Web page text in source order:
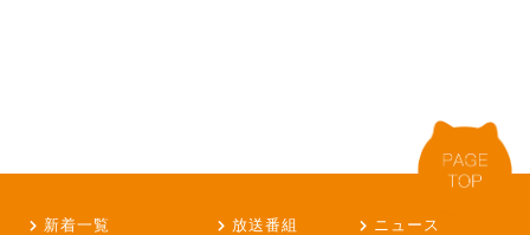
新着一覧 放送番組
ニュース